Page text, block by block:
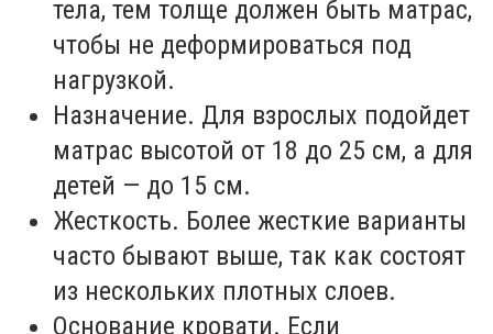
тела, тем толще должен быть матрас,
чтобы не деформироваться под
нагрузкой.
Назначение. Для взрослых подойдет
матрас высотой от 18 до 25 см, а для
детей — до 15 см.
Жесткость. Более жесткие варианты
часто бывают выше, так как состоят
из нескольких плотных слоев.
Основание кровати. Если